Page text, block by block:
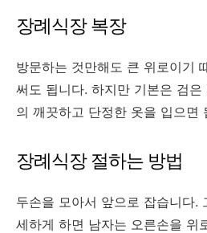
장례식장 복장
방문하는 것만해도 큰 위로이기
써도 됩니다. 하지만 기본은 검은
의 깨끗하고 단정한 옷을 입으면
장례식장 절하는 방법
두손을 모아서 앞으로 잡습니다.
세하게 하면 남자는 오른손을 위